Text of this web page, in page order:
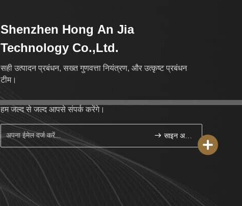
Shenzhen Hong An Jia
Technology Co.,Ltd.
सही उत्पादन प्रबंधन, सख्त गुणवत्ता नियंत्रण, और उत्कृष्ट प्रबंधन
टीम।
हम जल्द से जल्द आपसे संपर्क करेंगे।
साइन अप करें